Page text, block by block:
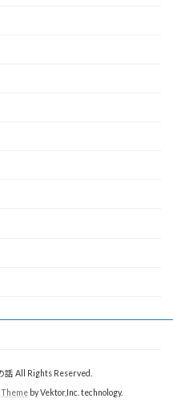
All Rights Reserved.
by Vektor,Inc. technology.